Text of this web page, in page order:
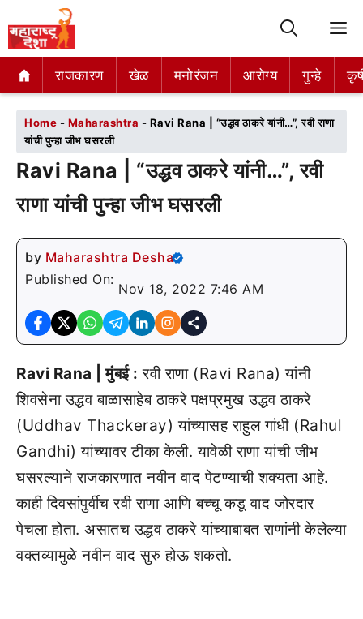
राजकारण खेळ मनोरंजन आरोग्य गुन्हे
राजकारण खेळ मनोरंजन आरोग्य गुन्हे
Home - Maharashtra - Ravi Rana | “उद्धव ठाकरे यांनी…”, रवी राणा
यांची पुन्हा जीभ घसरली
Ravi Rana | “उद्धव ठाकरे यांनी…”, रवी
राणा यांची पुन्हा जीभ घसरली
by Maharashtra Desha
Published On:
Nov 18, 2022 7:46 AM
Ravi Rana | मुंबई : रवी राणा (Ravi Rana) यांनी
शिवसेना उद्धव बाळासाहेब ठाकरे पक्षप्रमुख उद्धव ठाकरे
(Uddhav Thackeray) यांच्यासह राहुल गांधी (Rahul
Gandhi) यांच्यावर टीका केली. यावेळी राणा यांची जीभ
घसरल्याने राजकारणात नवीन वाद पेटण्याची शक्यता आहे.
काही दिवसांपुर्वीच रवी राणा आणि बच्चू कडू वाद जोरदार
पेचला होता. असातच उद्धव ठाकरे यांच्याबाबत राणांनी केलेल्या
वक्तव्यामुळे नवीन वाद सुरु होऊ शकतो.